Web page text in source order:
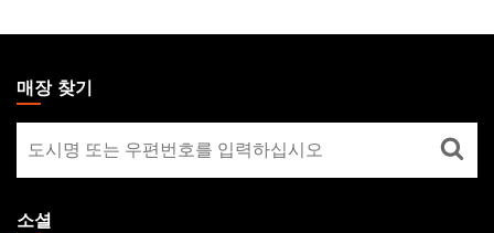
THE
GATHERING
FOOTER
매장 찾기
장
찾
기
소셜